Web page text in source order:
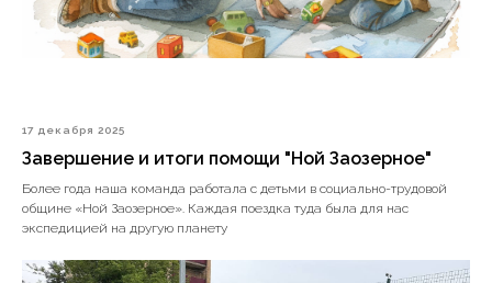
17 декабря 2025
Завершение и итоги помощи "Ной Заозерное"
Более года наша команда работала с детьми в социально-трудовой
общине «Ной Заозерное». Каждая поездка туда была для нас
экспедицией на другую планету